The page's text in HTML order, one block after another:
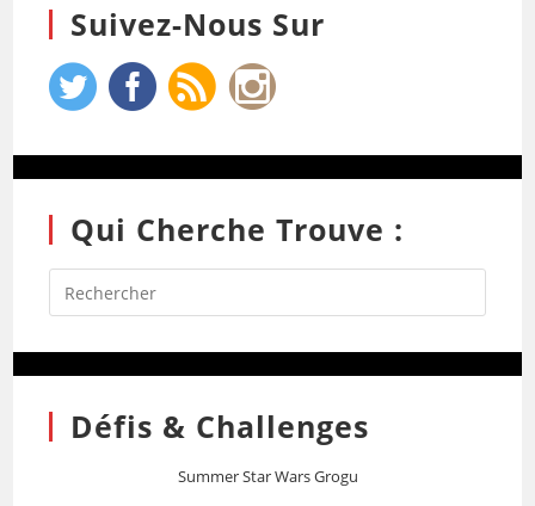
Suivez-Nous Sur
Qui Cherche Trouve :
Défis & Challenges
Summer Star Wars Grogu